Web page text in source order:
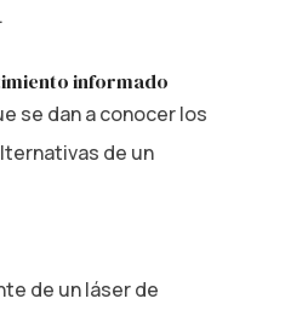
informado
se dan a conocer los
de un
de un láser de